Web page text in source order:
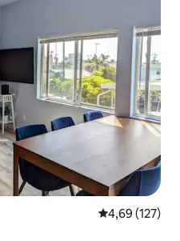
4,69 av 5 i
4,69 (127)